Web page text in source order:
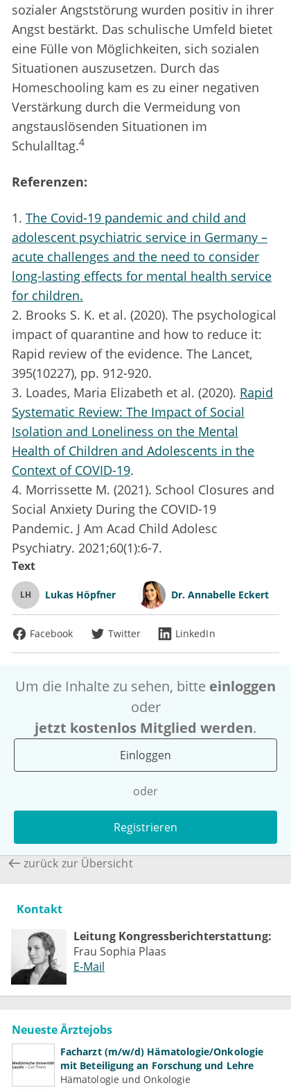
sozialer Angststörung wurden positiv in ihrer
Angst bestärkt. Das schulische Umfeld bietet
eine Fülle von Möglichkeiten, sich sozialen
Situationen auszusetzen. Durch das
Homeschooling kam es zu einer negativen
Verstärkung durch die Vermeidung von
angstauslösenden Situationen im
Schulalltag.4
Referenzen:
1. The Covid-19 pandemic and child and
adolescent psychiatric service in Germany –
acute challenges and the need to consider
long-lasting effects for mental health service
for children.
2. Brooks S. K. et al. (2020). The psychological
impact of quarantine and how to reduce it:
Rapid review of the evidence. The Lancet,
395(10227), pp. 912-920.
3. Loades, Maria Elizabeth et al. (2020). Rapid
Systematic Review: The Impact of Social
Isolation and Loneliness on the Mental
Health of Children and Adolescents in the
Context of COVID-19.
4. Morrissette M. (2021). School Closures and
Social Anxiety During the COVID-19
Pandemic. J Am Acad Child Adolesc
Psychiatry. 2021;60(1):6-7.
Text
LH Lukas Höpfner Dr. Annabelle Eckert
Facebook Twitter LinkedIn
Um die Inhalte zu sehen, bitte einloggen
oder
jetzt kostenlos Mitglied werden.
Einloggen
oder
Registrieren
zurück zur Übersicht
Kontakt
Leitung Kongressberichterstattung:
Frau Sophia Plaas
E-Mail
Neueste Ärztejobs
Facharzt (m/w/d) Hämatologie/Onkologie
mit Beteiligung an Forschung und Lehre
Hämatologie und Onkologie